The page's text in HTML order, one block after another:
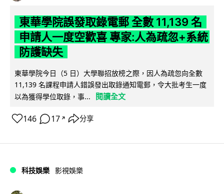
東華學院誤發取錄電郵 全數 11,139 名
申請人一度空歡喜 專家:人為疏忽+系統
防護缺失
東華學院今日（5 日）大學聯招放榜之際，因人為疏忽向全數
11,139 名課程申請人錯誤發出取錄通知電郵，令大批考生一度
以為獲得學位取錄，事...
閱讀全文
146 17 ↗ 分享
科技娛樂 影視娛樂